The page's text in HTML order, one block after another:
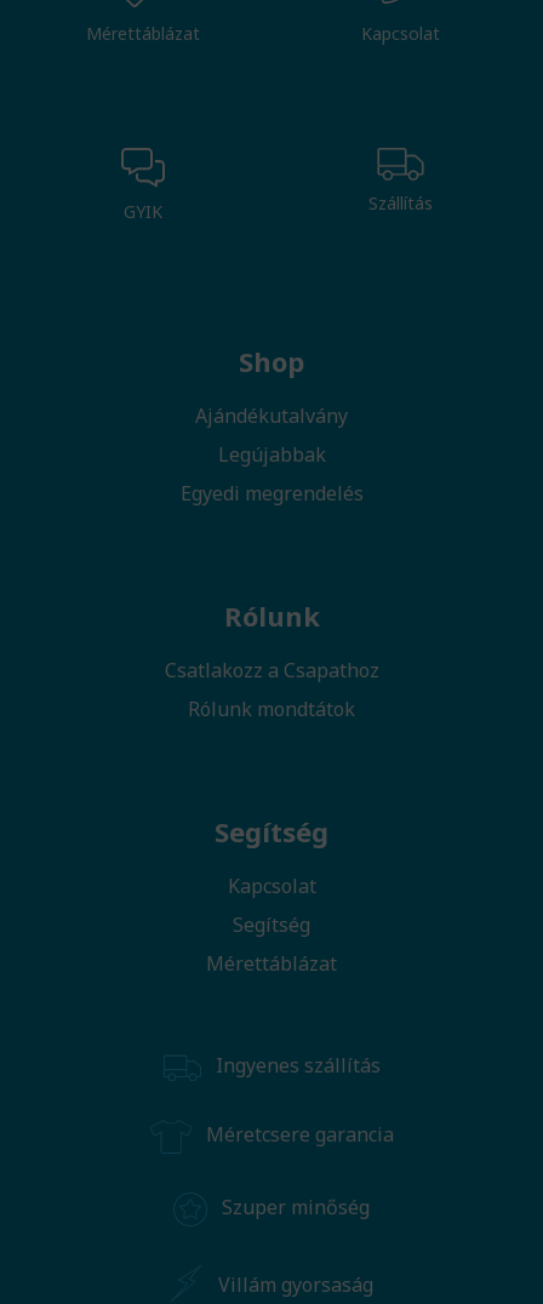
Mérettáblázat Kapcsolat
GYIK Szállítás
Shop
Ajándékutalvány
Legújabbak
Egyedi megrendelés
Rólunk
Csatlakozz a Csapathoz
Rólunk mondtátok
Segítség
Kapcsolat
Segítség
Mérettáblázat
Ingyenes szállítás
Méretcsere garancia
Szuper minőség
Villám gyorsaság